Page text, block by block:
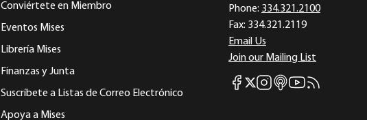
Conviértete en Miembro
Eventos Mises
Librería Mises
Finanzas y Junta
Suscríbete a Listas de Correo Electrónico
Apoya a Mises
Phone: 334.321.2100
Fax: 334.321.2119
Email Us
Join our Mailing List
Mises Facebook
Mises X
Mises Instagram
Mises itunes
Mises Youtube
Mises RSS feed